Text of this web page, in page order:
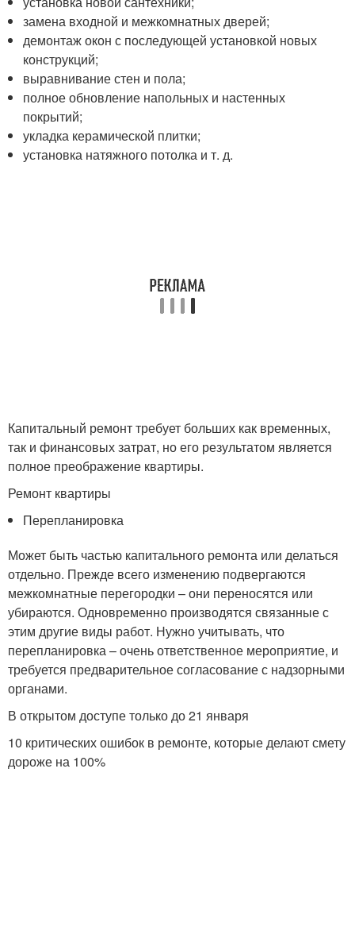
замена входной и межкомнатных дверей;
демонтаж окон с последующей установкой новых
конструкций;
выравнивание стен и пола;
полное обновление напольных и настенных
покрытий;
укладка керамической плитки;
установка натяжного потолка и т. д.
Капитальный ремонт требует больших как временных,
так и финансовых затрат, но его результатом является
полное преображение квартиры.
Ремонт квартиры
Перепланировка
Может быть частью капитального ремонта или делаться
отдельно. Прежде всего изменению подвергаются
межкомнатные перегородки – они переносятся или
убираются. Одновременно производятся связанные с
этим другие виды работ. Нужно учитывать, что
перепланировка – очень ответственное мероприятие, и
требуется предварительное согласование с надзорными
органами.
В открытом доступе только до 21 января
10 критических ошибок в ремонте, которые делают смету
дороже на 100%